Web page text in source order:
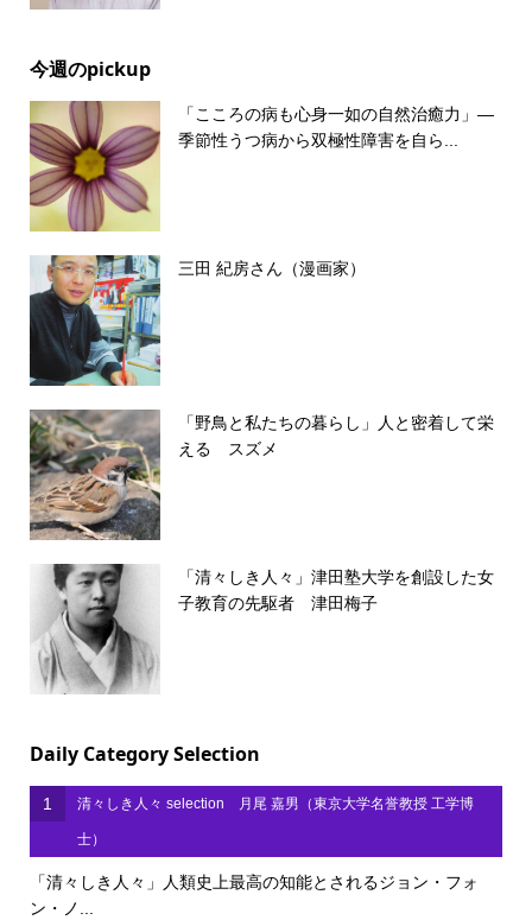
今週のpickup
「こころの病も心身一如の自然治癒力」―
季節性うつ病から双極性障害を自ら...
三田 紀房さん（漫画家）
「野鳥と私たちの暮らし」人と密着して栄
える スズメ
「清々しき人々」津田塾大学を創設した女
子教育の先駆者 津田梅子
Daily Category Selection
1 清々しき人々 selection 月尾 嘉男（東京大学名誉教授 工学博
士）
「清々しき人々」人類史上最高の知能とされるジョン・フォ
ン・ノ...